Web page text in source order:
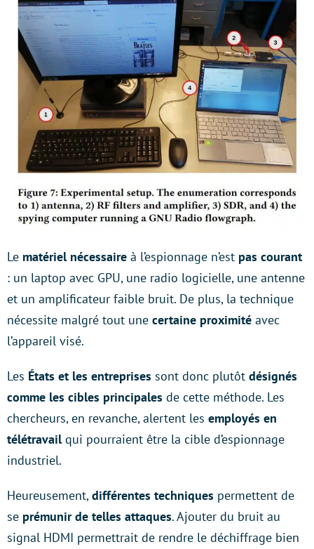
Le matériel nécessaire à l’espionnage n’est pas courant
: un laptop avec GPU, une radio logicielle, une antenne
et un amplificateur faible bruit. De plus, la technique
nécessite malgré tout une certaine proximité avec
l’appareil visé.
Les États et les entreprises sont donc plutôt désignés
comme les cibles principales de cette méthode. Les
chercheurs, en revanche, alertent les employés en
télétravailqui pourraient être la cible d’espionnage
industriel.
Heureusement, différentes techniques permettent de
se prémunir de telles attaques. Ajouter du bruit au
signal HDMI permettrait de rendre le déchiffrage bien